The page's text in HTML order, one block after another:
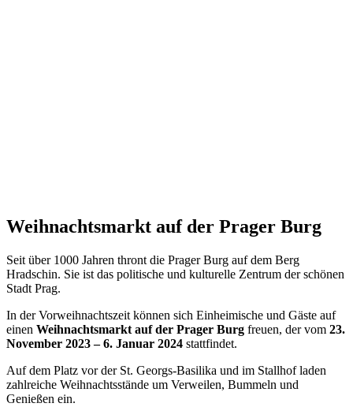
Weihnachtsmarkt auf der Prager Burg
Seit über 1000 Jahren thront die Prager Burg auf dem Berg
Hradschin. Sie ist das politische und kulturelle Zentrum der schönen
Stadt Prag.
In der Vorweihnachtszeit können sich Einheimische und Gäste auf
einen Weihnachtsmarkt auf der Prager Burg freuen, der vom 23.
November 2023 – 6. Januar 2024 stattfindet.
Auf dem Platz vor der St. Georgs-Basilika und im Stallhof laden
zahlreiche Weihnachtsstände um Verweilen, Bummeln und
Genießen ein.